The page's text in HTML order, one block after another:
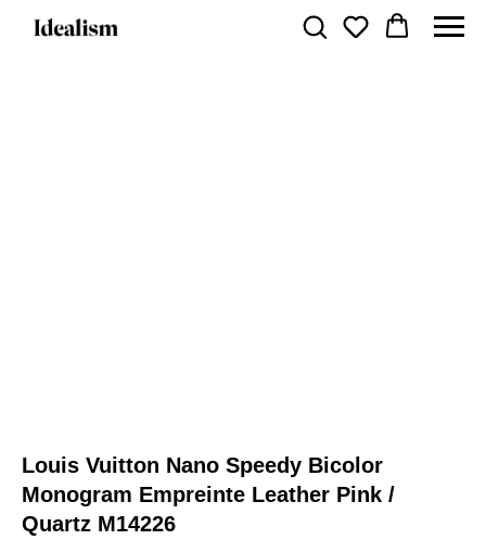
Louis Vuitton Nano Speedy Bicolor
Monogram Empreinte Leather Pink /
Quartz M14226